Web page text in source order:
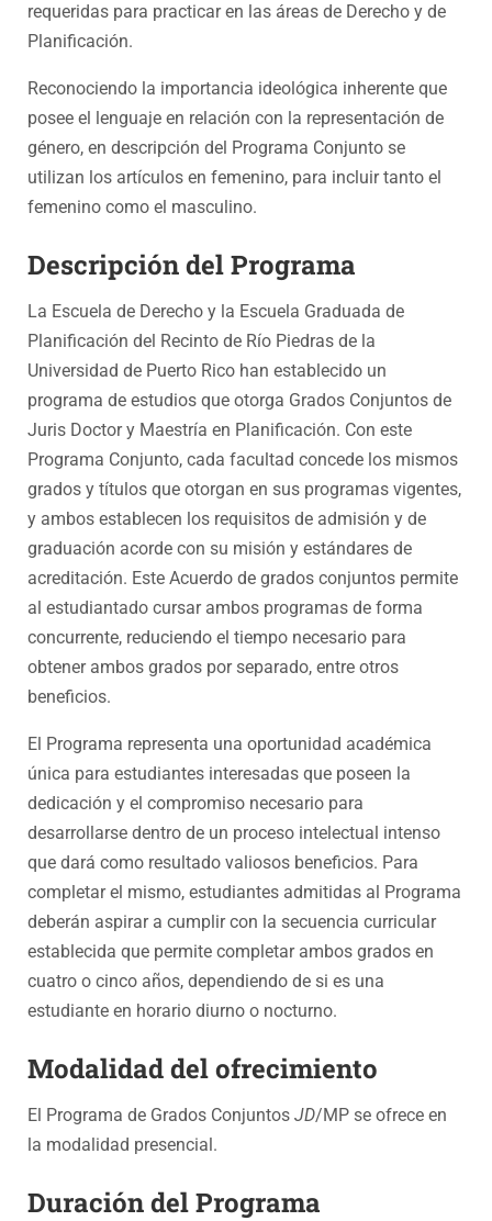
requeridas para practicar en las áreas de Derecho y de
Planificación.
Reconociendo la importancia ideológica inherente que
posee el lenguaje en relación con la representación de
género, en descripción del Programa Conjunto se
utilizan los artículos en femenino, para incluir tanto el
femenino como el masculino.
Descripción del Programa
La Escuela de Derecho y la Escuela Graduada de
Planificación del Recinto de Río Piedras de la
Universidad de Puerto Rico han establecido un
programa de estudios que otorga Grados Conjuntos de
Juris Doctor y Maestría en Planificación. Con este
Programa Conjunto, cada facultad concede los mismos
grados y títulos que otorgan en sus programas vigentes,
y ambos establecen los requisitos de admisión y de
graduación acorde con su misión y estándares de
acreditación. Este Acuerdo de grados conjuntos permite
al estudiantado cursar ambos programas de forma
concurrente, reduciendo el tiempo necesario para
obtener ambos grados por separado, entre otros
beneficios.
El Programa representa una oportunidad académica
única para estudiantes interesadas que poseen la
dedicación y el compromiso necesario para
desarrollarse dentro de un proceso intelectual intenso
que dará como resultado valiosos beneficios. Para
completar el mismo, estudiantes admitidas al Programa
deberán aspirar a cumplir con la secuencia curricular
establecida que permite completar ambos grados en
cuatro o cinco años, dependiendo de si es una
estudiante en horario diurno o nocturno.
Modalidad del ofrecimiento
El Programa de Grados Conjuntos JD/MP se ofrece en
la modalidad presencial.
Duración del Programa